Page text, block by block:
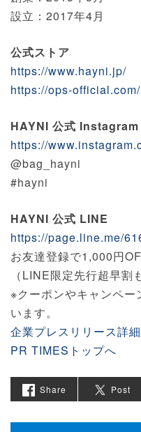
設立：2017年4月
公式ストア
https://www.hayni.jp/
https://ops-official.com/
HAYNI 公式 Instagram
https://
@bag_hayni
#hayni
HAYNI 公式 LINE
https://page.line.me/
お友達登録で1,000円
（LINE限定先行超早割
※クーポンやキャンペ
います。
企業プレスリリース詳
PR TIMESトップへ
Share Post